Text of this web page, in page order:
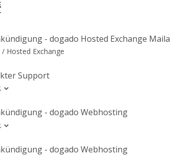
- dogado Hosted Exchange Mailarchiv
/ Hosted Exchange
Support
- dogado Webhosting
- dogado Webhosting